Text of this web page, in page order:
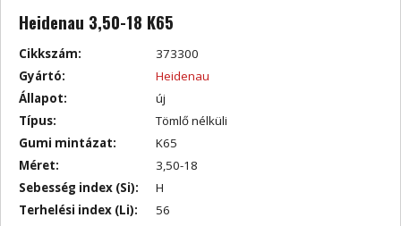
Heidenau 3,50-18 K65
Cikkszám:
373300
Gyártó:
Heidenau
Állapot:
új
Típus:
Tömlő nélküli
Gumi mintázat:
K65
Méret:
3,50-18
Sebesség index (Si):
H
Terhelési index (Li):
56